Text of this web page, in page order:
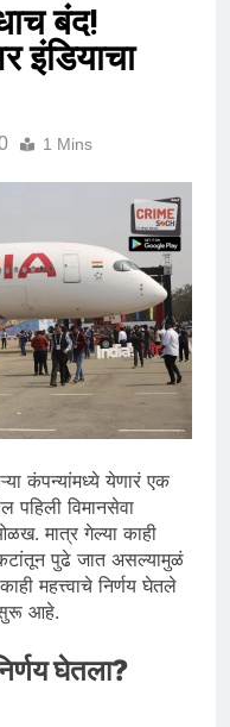
बंद!
इंडियाचा
1 Mins
कंपन्यांमध्ये येणारं एक
पहिली विमानसेवा
मात्र गेल्या काही
पुढे जात असल्यामुळं
महत्त्वाचे निर्णय घेतले
सुरू आहे.
घेतला?